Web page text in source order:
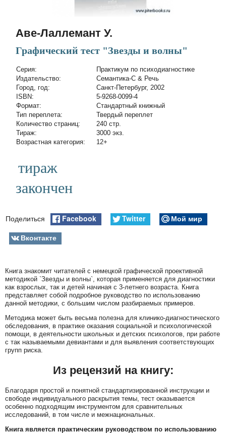
Аве-Лаллемант У.
Графический тест "Звезды и волны"
Cерия:
Практикум по психодиагностике
Издательство:
Семантика-С & Речь
Город, год:
Санкт-Петербург, 2002
ISBN:
5-9268-0099-4
Формат:
Стандартный книжный
Тип переплета:
Твердый переплет
Количество страниц:
240 стр.
Тираж:
3000 экз.
Возрастная категория:
12+
тираж
закончен
Поделиться Facebook Twitter
Мой мир
Вконтакте
Книга знакомит читателей с немецкой графической проективной
методикой `Звезды и волны`, которая применяется для диагностики
как взрослых, так и детей начиная с 3-летнего возраста. Книга
представляет собой подробное руководство по использованию
данной методики, с большим числом разбираемых примеров.
Методика может быть весьма полезна для клинико-диагностического
обследования, в практике оказания социальной и психологической
помощи, в деятельности школьных и детских психологов, при работе
с так называемыми девиантами и для выявления соответствующих
групп риска.
Из рецензий на книгу:
Благодаря простой и понятной стандартизированной инструкции и
свободе индивидуального раскрытия темы, тест оказывается
особенно подходящим инструментом для сравнительных
исследований, в том числе и межнациональных.
Книга является практическим руководством по использованию